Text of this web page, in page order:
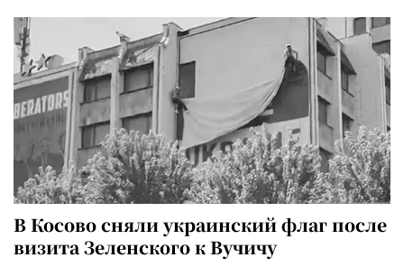
В Косово сняли украинский флаг после
визита Зеленского к Вучичу